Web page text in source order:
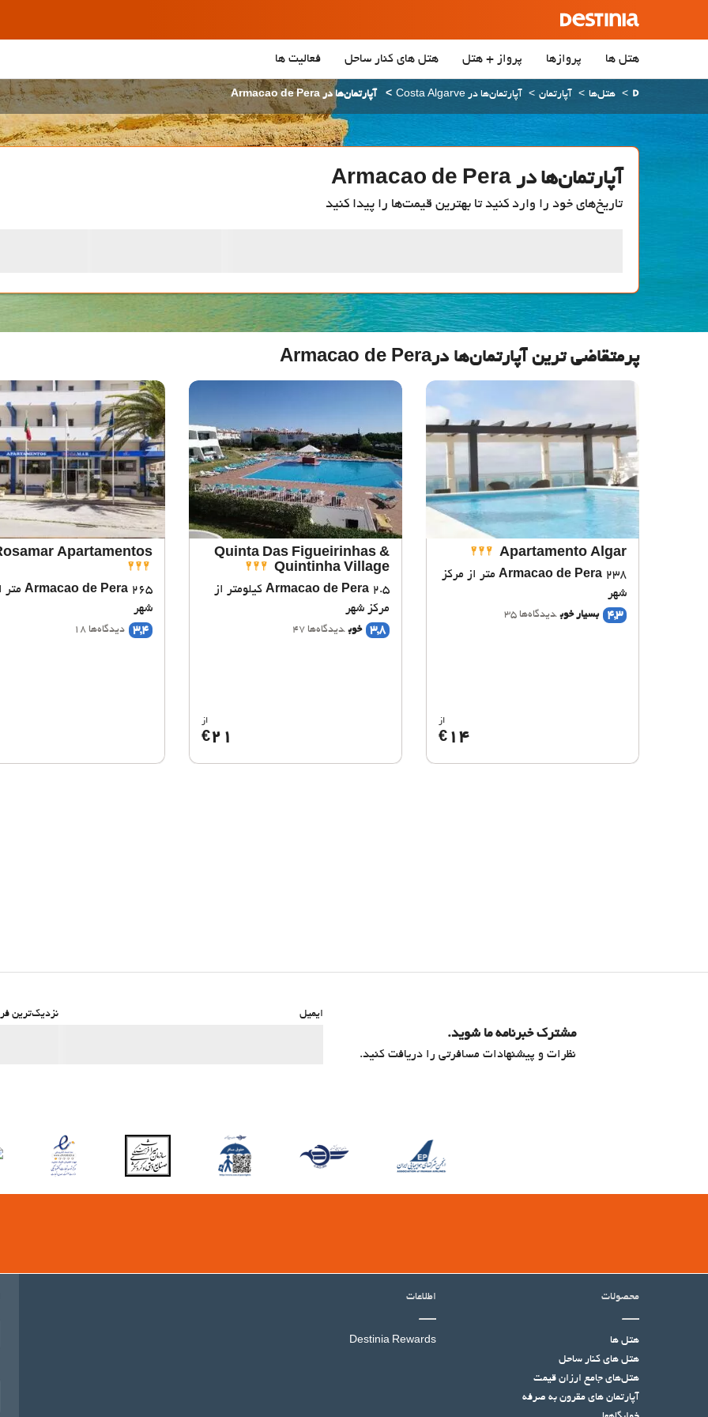
هتل ها پروازها پرواز + هتل هتل‌ های کنار ساحل فعالیت ها
هتل‌ها آپارتمان آپارتمان‌ها در Costa Algarve آپارتمان‌ها در Armacao de Pera
آپارتمان‌ها در Armacao de Pera
تاریخ‌های خود را وارد کنید تا بهترین قیمت‌ها را پیدا کنید
پرمتقاضی ترین آپارتمان‌‌ها درArmacao de Pera
Apartamento Algar
Armacao de Pera 238 متر از مرکز
شهر
4,3
بسیار خوب دیدگاه‌ها 35
از
€ 14
Quinta Das Figueirinhas &
Quintinha Village
Armacao de Pera 2.5 کیلومتر از
مرکز شهر
3,8
خوب دیدگاه‌ها 47
از
€21
Apartamentos
Armacao de Pera
265
شهر
3,4
دیدگاه‌ها 18
مشترک خبرنامه ما شوید.
نظرات و پیشنهادات مسافرتی را دریافت کنید.
ایمیل نزدیک‌ترین
محصولات
هتل ها
هتل‌ های کنار ساحل
هتل‌های جامع ارزان قیمت
آپارتمان های مقرون به صرفه
اطلاعات
Destinia Rewards